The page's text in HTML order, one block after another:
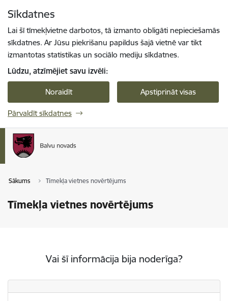
Sīkdatnes
Lai šī tīmekļvietne darbotos, tā izmanto obligāti nepieciešamās
sīkdatnes. Ar Jūsu piekrišanu papildus šajā vietnē var tikt
izmantotas statistikas un sociālo mediju sīkdatnes.
Lūdzu, atzīmējiet savu izvēli:
Noraidīt Apstiprināt visas
Pārvaldīt sīkdatnes
Sākums Tīmekļa vietnes novērtējums
Tīmekļa vietnes novērtējums
Vai šī informācija bija noderīga?
Vai šī informācija bija noderīga?